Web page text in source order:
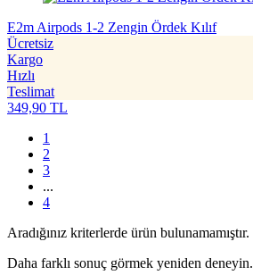
E2m Airpods 1-2 Zengin Ördek Kılıf
Ücretsiz
Kargo
Hızlı
Teslimat
349,90 TL
1
2
3
...
4
Aradığınız kriterlerde ürün bulunamamıştır.
Daha farklı sonuç görmek yeniden deneyin.